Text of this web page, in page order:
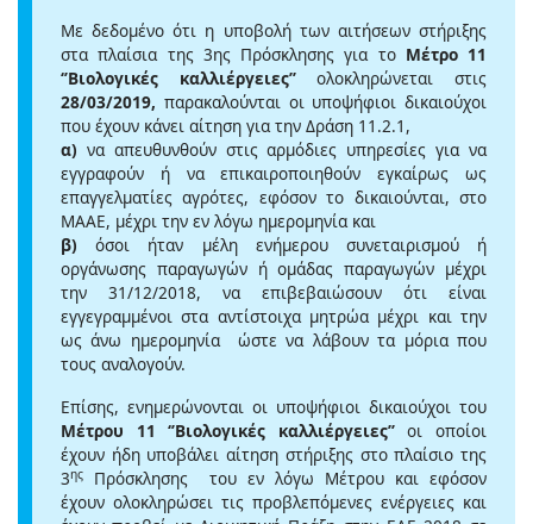
Με δεδομένο ότι η υποβολή των αιτήσεων στήριξης
στα πλαίσια της 3ης Πρόσκλησης για το Μέτρο 11
‘’Βιολογικές καλλιέργειες’’ολοκληρώνεται στις
28/03/2019, παρακαλούνται οι υποψήφιοι δικαιούχοι
που έχουν κάνει αίτηση για την Δράση 11.2.1,
α) να απευθυνθούν στις αρμόδιες υπηρεσίες για να
εγγραφούν ή να επικαιροποιηθούν εγκαίρως ως
επαγγελματίες αγρότες, εφόσον το δικαιούνται, στο
ΜΑΑΕ, μέχρι την εν λόγω ημερομηνία και
β) όσοι ήταν μέλη ενήμερου συνεταιρισμού ή
οργάνωσης παραγωγών ή ομάδας παραγωγών μέχρι
την 31/12/2018, να επιβεβαιώσουν ότι είναι
εγγεγραμμένοι στα αντίστοιχα μητρώα μέχρι και την
ως άνω ημερομηνία ώστε να λάβουν τα μόρια που
τους αναλογούν.
Επίσης, ενημερώνονται οι υποψήφιοι δικαιούχοι του
Μέτρου 11 ‘’Βιολογικές καλλιέργειες’’οι οποίοι
έχουν ήδη υποβάλει αίτηση στήριξης στο πλαίσιο της
3ης
Πρόσκλησης του εν λόγω Μέτρου και εφόσον
έχουν ολοκληρώσει τις προβλεπόμενες ενέργειες και